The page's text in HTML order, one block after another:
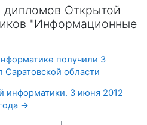
дипломов Открытой
"Информационные
получили 3
Саратовской области
информатики. 3 июня 2012
→